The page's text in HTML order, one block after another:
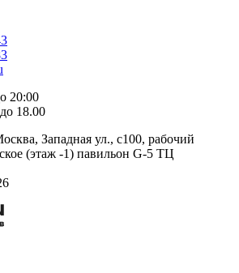
20:00
18.00
Западная ул., с100, рабочий
(этаж -1) павильон G-5 ТЦ